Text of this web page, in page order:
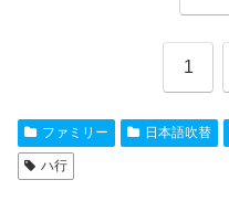
1
ファミリー 日本語吹替
ハ行